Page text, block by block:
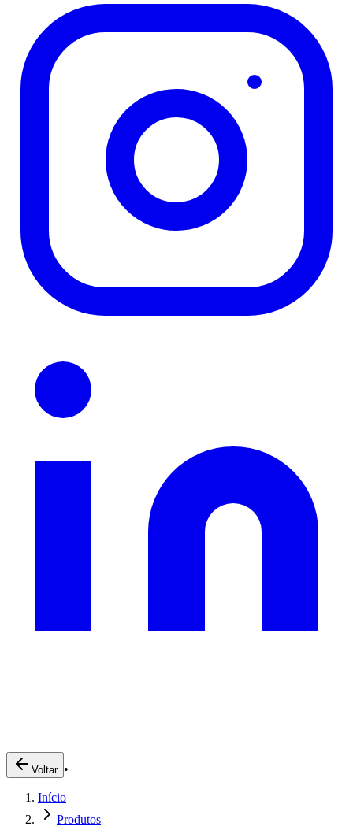
Pedidos Online
Trabalhe Conosco
Voltar •
Início
Produtos